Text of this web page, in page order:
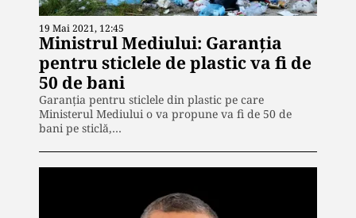
19 Mai 2021, 12:45
Ministrul Mediului: Garanția
pentru sticlele de plastic va fi de
50 de bani
Garanția pentru sticlele din plastic pe care
Ministerul Mediului o va propune va fi de 50 de
bani pe sticlă,…